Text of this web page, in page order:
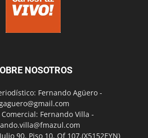
NOSOTROS
Fernando Agüero -
Fernando Villa -
90. Piso 10. Of 107.(X5152EYN)